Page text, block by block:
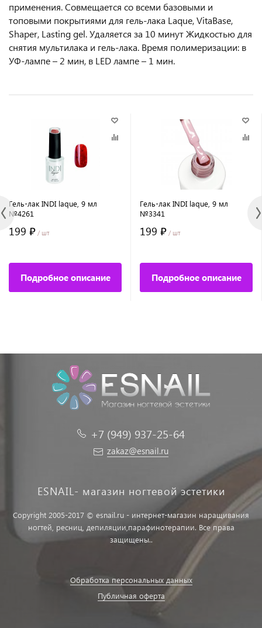
применения. Совмещается со всеми базовыми и
топовыми покрытиями для гель-лака Laque, VitaBase,
Shaper, Lasting gel. Удаляется за 10 минут Жидкостью для
снятия мультилака и гель-лака. Время полимеризации: в
УФ-лампе – 2 мин, в LED лампе – 1 мин.
Гель-лак INDI laque, 9 мл
№4261
199 ₽ / шт
Подробное описание
Гель-лак INDI laque, 9 мл
№3341
199 ₽ / шт
Подробное описание
+7 (949) 937-25-64
zakaz@esnail.ru
ESNAIL- магазин ногтевой эстетики
Copyright 2005-2017 © esnail.ru - интернет-магазин наращивания
ногтей, ресниц, депиляции,парафинотерапии. Все права
защищены..
Обработка персональных данных
Публичная оферта